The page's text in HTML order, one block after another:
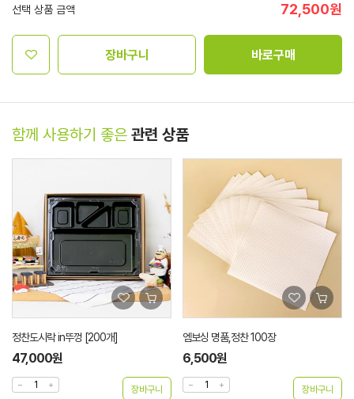
선택 상품 금액 72,500원
장바구니 바로구매
함께 사용하기 좋은 관련 상품
엠보싱 명품,정찬 100장
6,500원
정찬도시락 내피 대 P시리즈 소량세트
21,500원